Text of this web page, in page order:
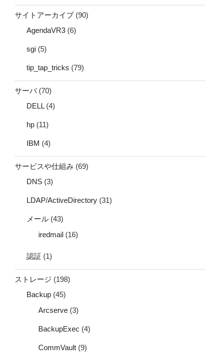
サイトアーカイブ (90)
AgendaVR3 (6)
sgi (5)
tip_tap_tricks (79)
サーバ(70)
DELL(4)
hp (11)
IBM (4)
サービスや仕組み (69)
DNS (3)
LDAP/ActiveDirectory (31)
メール (43)
iredmail (16)
認証 (1)
ストレージ (198)
Backup (45)
Arcserve (3)
BackupExec (4)
CommVault (9)